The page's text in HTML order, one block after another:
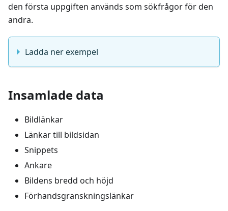
den första uppgiften används som sökfrågor för den
andra.
Ladda ner exempel
Insamlade data
Bildlänkar
Länkar till bildsidan
Snippets
Ankare
Bildens bredd och höjd
Förhandsgranskningslänkar